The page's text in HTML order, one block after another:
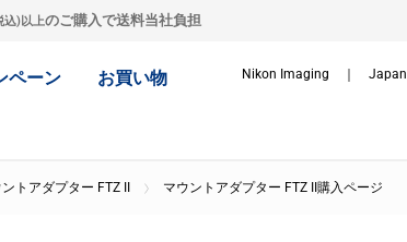
込)以上のご購入で送料当社負担
ペーン お買い物 Nikon Imaging ｜ Japan
トアダプター FTZ II マウントアダプター FTZ II購入ページ